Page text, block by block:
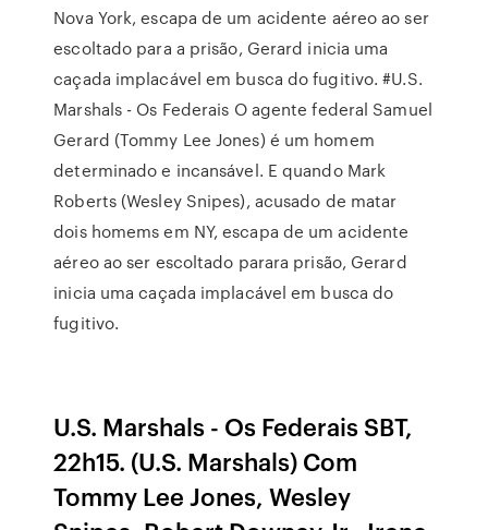
Nova York, escapa de um acidente aéreo ao ser
escoltado para a prisão, Gerard inicia uma
caçada implacável em busca do fugitivo. #U.S.
Marshals - Os Federais O agente federal Samuel
Gerard (Tommy Lee Jones) é um homem
determinado e incansável. E quando Mark
Roberts (Wesley Snipes), acusado de matar
dois homems em NY, escapa de um acidente
aéreo ao ser escoltado parara prisão, Gerard
inicia uma caçada implacável em busca do
fugitivo.
U.S. Marshals - Os Federais SBT,
22h15. (U.S. Marshals) Com
Tommy Lee Jones, Wesley